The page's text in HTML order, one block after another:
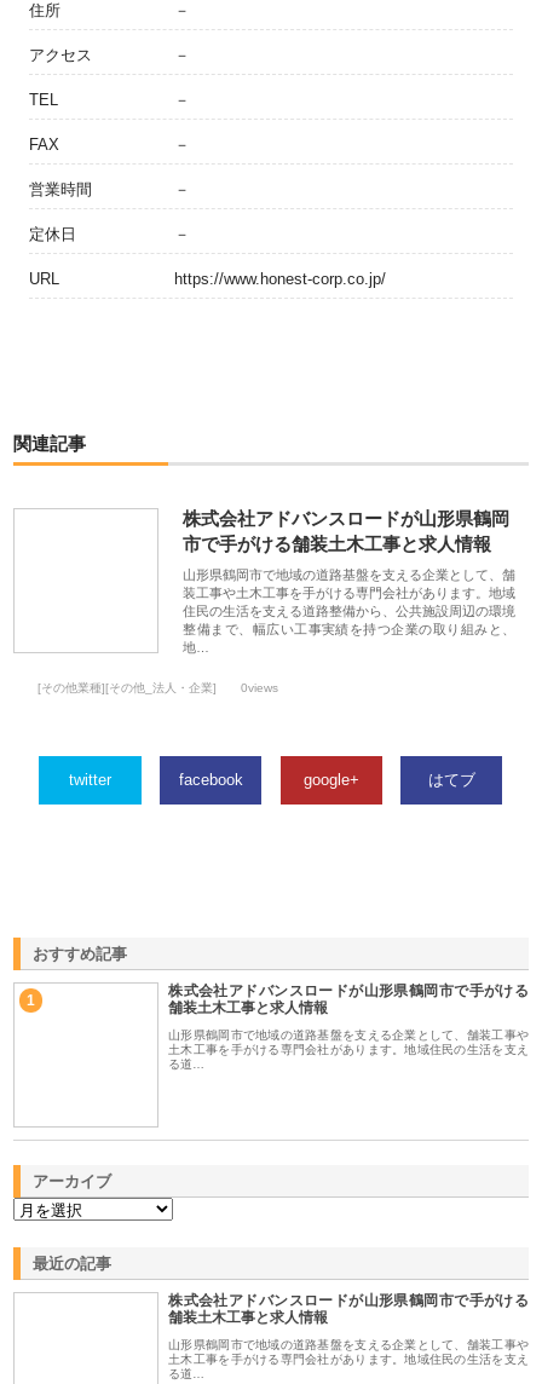
住所 －
アクセス －
TEL －
FAX －
営業時間 －
定休日 －
URL https://www.honest-corp.co.jp/
関連記事
株式会社アドバンスロードが山形県鶴岡
市で手がける舗装土木工事と求人情報
山形県鶴岡市で地域の道路基盤を支える企業として、舗
装工事や土木工事を手がける専門会社があります。地域
住民の生活を支える道路整備から、公共施設周辺の環境
整備まで、幅広い工事実績を持つ企業の取り組みと、
地…
[その他業種][その他_法人・企業] 0views
twitter facebook google+ はてブ
おすすめ記事
1
株式会社アドバンスロードが山形県鶴岡市で手がける
舗装土木工事と求人情報
山形県鶴岡市で地域の道路基盤を支える企業として、舗装工事や
土木工事を手がける専門会社があります。地域住民の生活を支え
る道…
アーカイブ
最近の記事
株式会社アドバンスロードが山形県鶴岡市で手がける
舗装土木工事と求人情報
山形県鶴岡市で地域の道路基盤を支える企業として、舗装工事や
土木工事を手がける専門会社があります。地域住民の生活を支え
る道…